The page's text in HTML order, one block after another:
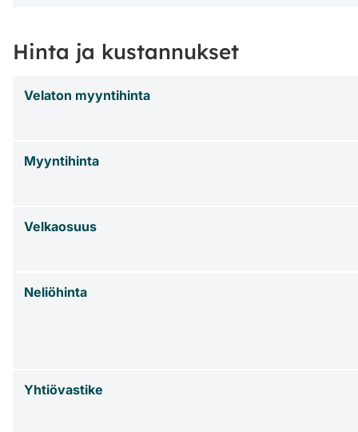
Hinta ja kustannukset
Velaton myyntihinta
Myyntihinta
Velkaosuus
Neliöhinta
Yhtiövastike